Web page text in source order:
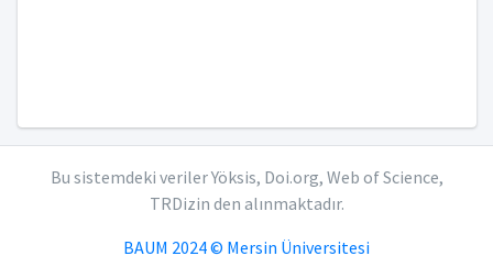
Bu sistemdeki veriler Yöksis, Doi.org, Web of Science,
TRDizin den alınmaktadır.
BAUM 2024 © Mersin Üniversitesi